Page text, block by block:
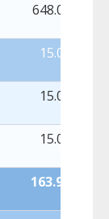
648.000,00
15.000,00
15.000,00
15.000,00
163.943,00